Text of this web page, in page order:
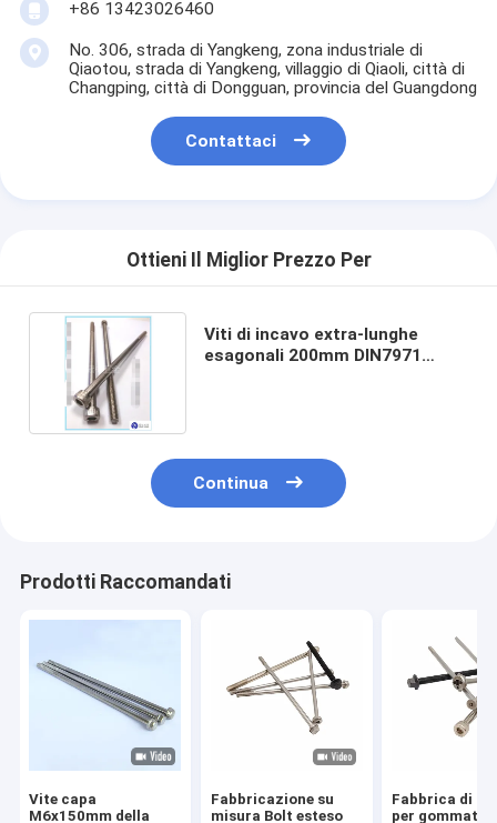
+86 13423026460
No. 306, strada di Yangkeng, zona industriale di
Qiaotou, strada di Yangkeng, villaggio di Qiaoli, città di
Changping, città di Dongguan, provincia del Guangdong
Contattaci
Ottieni Il Miglior Prezzo Per
Viti di incavo extra-lunghe
esagonali 200mm DIN7971
Continua
Prodotti Raccomandati
Vite capa
M6x150mm della
Fabbricazione su
misura Bolt esteso
Fabbrica di
per